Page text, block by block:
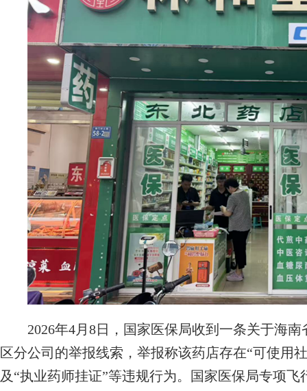
2026年4月8日，国家医保局收到一条关于海南
区分公司的举报线索，举报称该药店存在“可使用
及“执业药师挂证”等违规行为。国家医保局专项